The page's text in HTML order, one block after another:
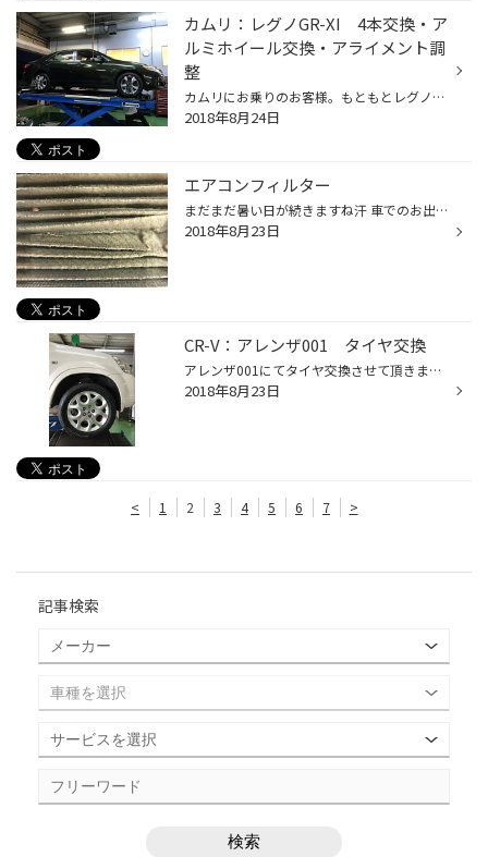
カムリ：レグノGR-XI 4本交換・ア
ルミホイール交換・アライメント調
整
カムリにお乗りのお客様。もともとレグノのGR-XTを履いていらっしゃいましたが、今回もレグノでタイヤ交換させて頂きました！ 一度レグノを履かれたお客様は、リピートでレグノを履かれることがホント多いです！ ご指名有り難うございます！ またタイヤ交換と合わせて、ホイールも一新！ダークグリ...
2018年8月24日
エアコンフィルター
まだまだ暑い日が続きますね汗 車でのお出掛けもエアコン必須だと思います！ そこで今回はエアコンフィルターのお話です。 車のエアコンにもフィルターがついており、砂埃や塵を取り除いてから車内に冷たい風を送っています。 そんなフィルターが・・・・ すごいことになってます。。。 ちなみに新...
2018年8月23日
CR-V：アレンザ001 タイヤ交換
アレンザ001にてタイヤ交換させて頂きました！ SUVにミニバン専用タイヤを装着される選択もありますが、普通車より車重があったり、重心が高かったりしますので、SUV専用タイヤと比べるとタイヤの剛性感が足りなく感じることがあるかもしれません。 こちらのアレンザは、カイエンやBMWX5といった世...
2018年8月23日
< 1 2 3 4 5 6 7 >
記事検索